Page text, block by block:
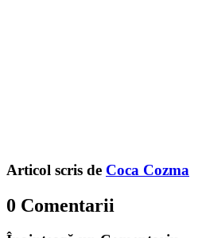
Articol scris de Coca Cozma
0 Comentarii